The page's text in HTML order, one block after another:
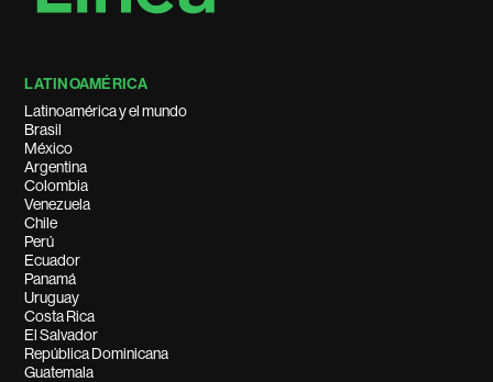
LATINOAMÉRICA
Latinoamérica y el mundo
Brasil
México
Argentina
Colombia
Venezuela
Chile
Perú
Ecuador
Panamá
Uruguay
Costa Rica
El Salvador
República Dominicana
Guatemala